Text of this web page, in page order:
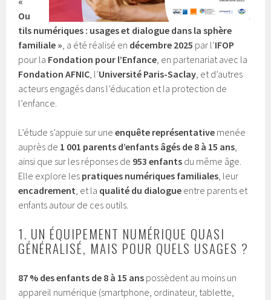
Ou
tils numériques : usages et dialogue dans la sphère
familiale », a été réalisé en décembre 2025 par l’IFOP
pour la Fondation pour l’Enfance, en partenariat avec la
Fondation AFNIC, l’Université Paris-Saclay, et d’autres
acteurs engagés dans l’éducation et la protection de
l’enfance.
L’étude s’appuie sur uneenquête représentative menée
auprès de 1 001 parents d’enfants âgés de 8 à 15 ans,
ainsi que sur les réponses de 953 enfants du même âge.
Elle explore les pratiques numériques familiales, leur
encadrement, et la qualité du dialogue entre parents et
enfants autour de ces outils.
1. UN ÉQUIPEMENT NUMÉRIQUE QUASI
GÉNÉRALISÉ, MAIS POUR QUELS USAGES ?
87 % des enfants de 8 à 15 ans possèdent au moins un
appareil numérique (smartphone, ordinateur, tablette,